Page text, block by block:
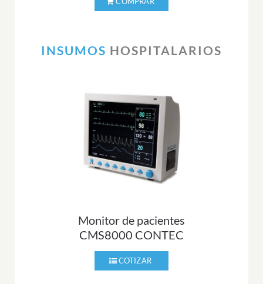
INSUMOS HOSPITALARIOS
Monitor de pacientes
CMS8000 CONTEC